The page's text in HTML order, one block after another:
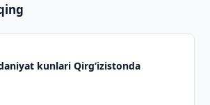
kunlari Qirg‘izistonda